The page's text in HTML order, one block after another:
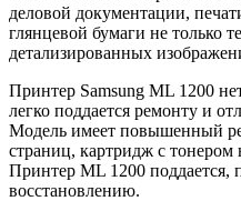
деловой документации,
глянцевой бумаги не только
детализированных
Принтер Samsung ML 1200
легко поддается ремонту и
Модель имеет повышенный
страниц, картридж с
Принтер ML 1200 поддается,
восстановлению.